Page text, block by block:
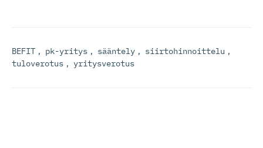
BEFIT , pk-yritys , sääntely , siirtohinnoittelu ,
tuloverotus , yritysverotus